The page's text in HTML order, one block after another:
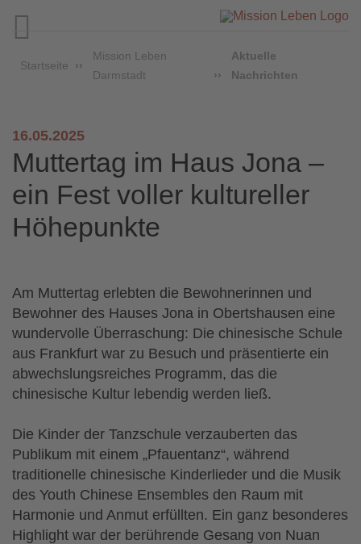

Startseite
Mission Leben
Darmstadt
Aktuelle
Nachrichten
16.05.2025
Muttertag im Haus Jona –
ein Fest voller kultureller
Höhepunkte
Am Muttertag erlebten die Bewohnerinnen und
Bewohner des Hauses Jona in Obertshausen eine
wundervolle Überraschung: Die chinesische Schule
aus Frankfurt war zu Besuch und präsentierte ein
abwechslungsreiches Programm, das die
chinesische Kultur lebendig werden ließ.
Die Kinder der Tanzschule verzauberten das
Publikum mit einem „Pfauentanz“, während
traditionelle chinesische Kinderlieder und die Musik
des Youth Chinese Ensembles den Raum mit
Harmonie und Anmut erfüllten. Ein ganz besonderes
Highlight war der berührende Gesang von Nuan